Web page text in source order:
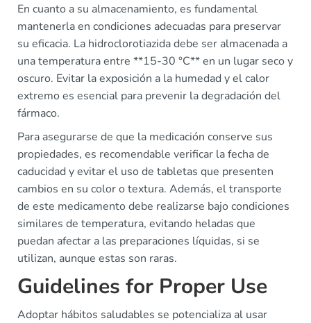
En cuanto a su almacenamiento, es fundamental
mantenerla en condiciones adecuadas para preservar
su eficacia. La hidroclorotiazida debe ser almacenada a
una temperatura entre **15-30 °C** en un lugar seco y
oscuro. Evitar la exposición a la humedad y el calor
extremo es esencial para prevenir la degradación del
fármaco.
Para asegurarse de que la medicación conserve sus
propiedades, es recomendable verificar la fecha de
caducidad y evitar el uso de tabletas que presenten
cambios en su color o textura. Además, el transporte
de este medicamento debe realizarse bajo condiciones
similares de temperatura, evitando heladas que
puedan afectar a las preparaciones líquidas, si se
utilizan, aunque estas son raras.
Guidelines for Proper Use
Adoptar hábitos saludables se potencializa al usar